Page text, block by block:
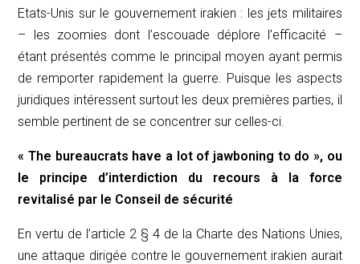
Etats-Unis sur le gouvernement irakien : les jets militaires
– les zoomies dont l’escouade déplore l’efficacité –
étant présentés comme le principal moyen ayant permis
de remporter rapidement la guerre. Puisque les aspects
juridiques intéressent surtout les deux premières parties, il
semble pertinent de se concentrer sur celles-ci.
« The bureaucrats have a lot of jawboning to do », ou
le principe d’interdiction du recours à la force
revitalisé par le Conseil de sécurité
En vertu de l’article 2 § 4 de la Charte des Nations Unies,
une attaque dirigée contre le gouvernement irakien aurait